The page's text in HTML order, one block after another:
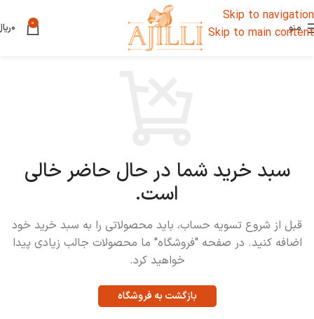
Skip to navigation
Skip to main content
منو 0 ۰
سبد خرید شما در حال حاضر خالی
است.
قبل از شروع تسویه حساب، باید محصولاتی را به سبد خرید خود
اضافه کنید. در صفحه "فروشگاه" ما محصولات جالب زیادی پیدا
خواهید کرد.
بازگشت به فروشگاه